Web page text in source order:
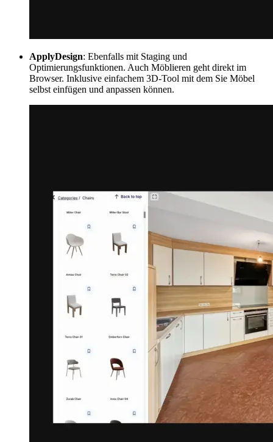
ApplyDesign: Ebenfalls mit Staging und
Optimierungsfunktionen. Auch Möblieren geht direkt im
Browser. Inklusive einfachem 3D-Tool mit dem Sie Möbel
selbst einfügen und anpassen können.